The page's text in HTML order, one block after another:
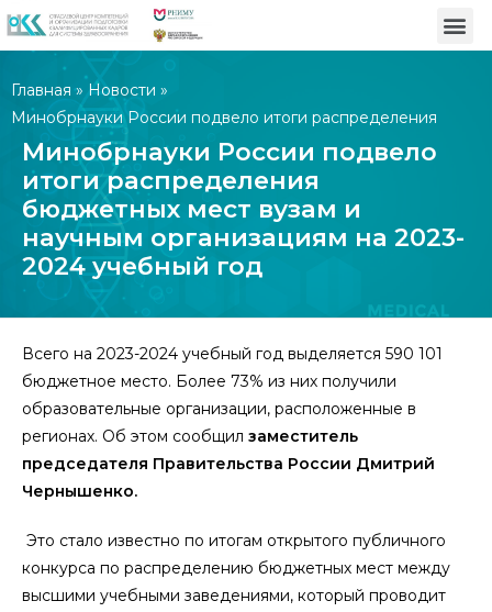
Главная » Новости »
Минобрнауки России подвело итоги распределения
бюджетных мест вузам и научным организациям на 2023-
2024 учебный год
Минобрнауки России подвело
итоги распределения
бюджетных мест вузам и
научным организациям на 2023-
2024 учебный год
Всего на 2023-2024 учебный год выделяется 590 101
бюджетное место. Более 73% из них получили
образовательные организации, расположенные в
регионах. Об этом сообщил заместитель
председателя Правительства России Дмитрий
Чернышенко.
Это стало известно по итогам открытого публичного
конкурса по распределению бюджетных мест между
высшими учебными заведениями, который проводит